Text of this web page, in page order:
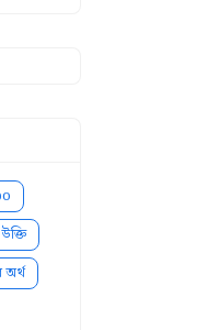
উক্তি
অর্থ